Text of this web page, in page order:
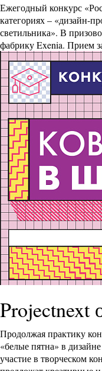
Ежегодный конкурс
категориях – «дизайн-
светильника». В
фабрику Exenia. Прием
Projectnext
Продолжая практику
«белые пятна» в
участие в творческом